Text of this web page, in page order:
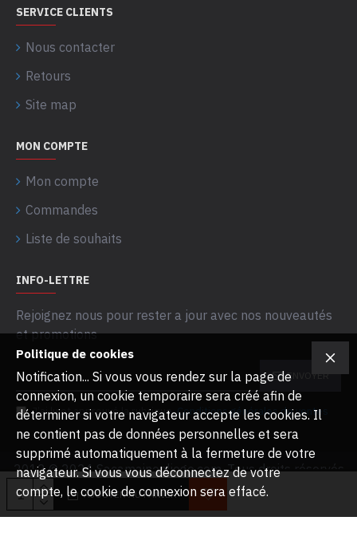
AJOUTER AU PANIER
SERVICE CLIENTS
Nous contacter
Retours
Site map
MON COMPTE
Mon compte
Commandes
Liste de souhaits
INFO-LETTRE
Rejoignez nous pour rester a jour avec nos nouveautés
et promotions
ENVOYER
J’ai lu et approuvé la rubrique Conditions générales de ventes
2012 © 2024 Sacamainenliege.com. Tous droits réservés
Politique de cookies
Notification... Si vous vous rendez sur la page de
connexion, un cookie temporaire sera créé afin de
déterminer si votre navigateur accepte les cookies. Il
ne contient pas de données personnelles et sera
supprimé automatiquement à la fermeture de votre
navigateur. Si vous vous déconnectez de votre
compte, le cookie de connexion sera effacé.